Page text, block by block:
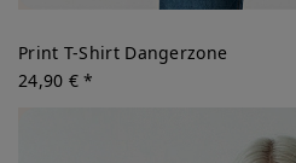
Print T-Shirt Dangerzone
24,90 € *